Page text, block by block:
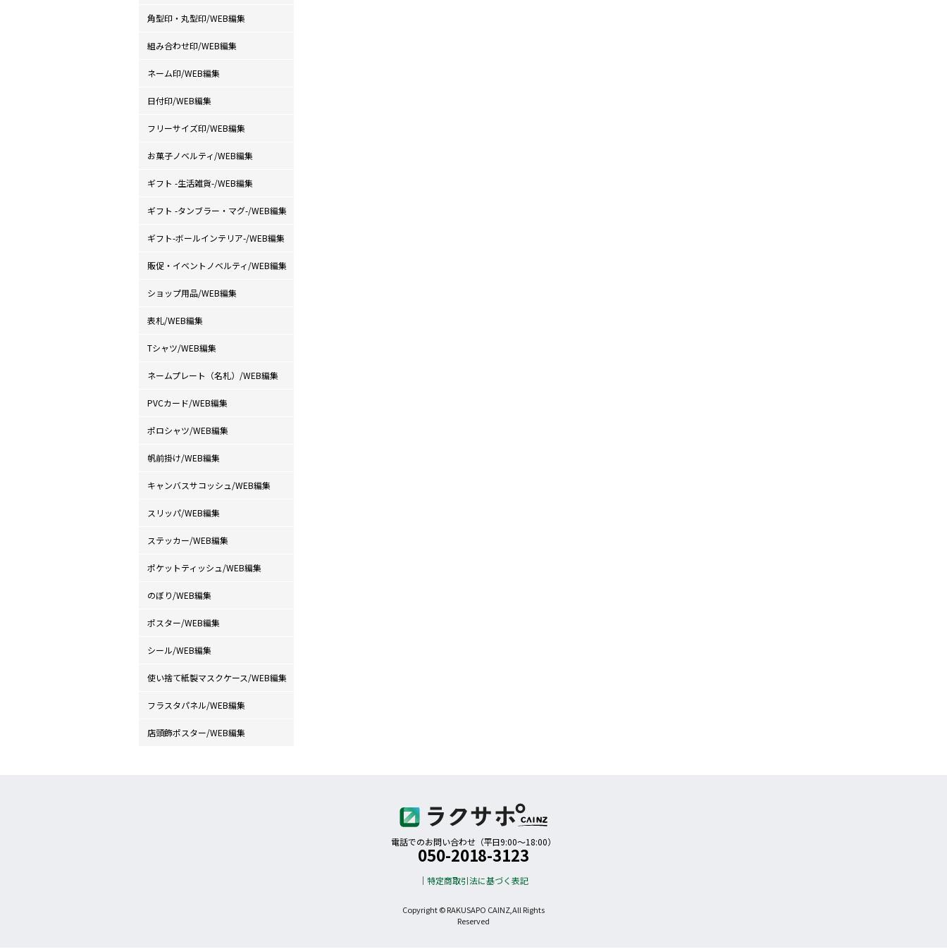
角型印・丸型印/WEB編集
組み合わせ印/WEB編集
ネーム印/WEB編集
日付印/WEB編集
フリーサイズ印/WEB編集
お菓子ノベルティ/WEB編集
ギフト -生活雑貨-/WEB編集
ギフト -タンブラー・マグ-/WEB編集
ギフト-ボールインテリア-/WEB編集
販促・イベントノベルティ/WEB編集
ショップ用品/WEB編集
表札/WEB編集
Tシャツ/WEB編集
ネームプレート（名札）/WEB編集
PVCカード/WEB編集
ポロシャツ/WEB編集
帆前掛け/WEB編集
キャンバスサコッシュ/WEB編集
スリッパ/WEB編集
ステッカー/WEB編集
ポケットティッシュ/WEB編集
のぼり/WEB編集
ポスター/WEB編集
シール/WEB編集
使い捨て紙製マスクケース/WEB編集
フラスタパネル/WEB編集
店頭飾ポスター/WEB編集
電話でのお問い合わせ（平日9:00〜18:00）
050-2018-3123
特定商取引法に基づく表記
Copyright © RAKUSAPO CAINZ,All Rights
Reserved